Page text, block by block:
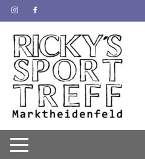
Zum
Inhalt
springen